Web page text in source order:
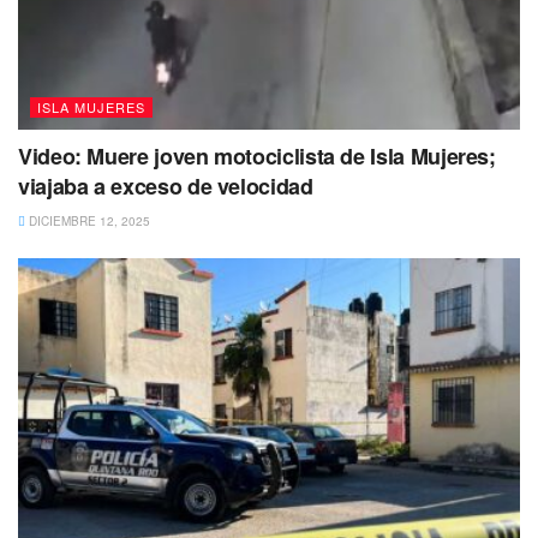
Detalló además que la mamá de Fernanda Cayetana, la
señora Deysi Blanco sabía de la ubicación exacta de
Angelica y que en su momento pensaba iba ir por ella,
pero no logró recaudar los recursos necesarios para ir,
pues no recibió el apoyo de las autoridades indicó y
aunque en ese entonces la Fiscalía la estaba buscando no
para aprensión sino de colaboración.
“La señora Deysi pretendía trasladarse
a la ubicación en donde estaba la
señora en Chiapas, en ese entonces
era por una orden de colaboración.
ISLA MUJERES
Video: Muere joven motociclista de Isla Mujeres;
viajaba a exceso de velocidad
DICIEMBRE 12, 2025